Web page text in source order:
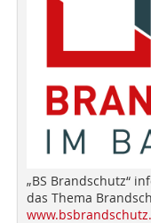
„BS Brandschutz“
das Thema